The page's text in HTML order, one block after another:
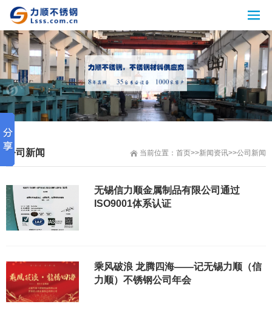
当前位置： 首页>>新闻资讯>>公司新闻
公司新闻
无锡信力顺金属制品有限公司通过
ISO9001体系认证
乘风破浪 龙腾四海——记无锡力顺（信
力顺）不锈钢公司年会